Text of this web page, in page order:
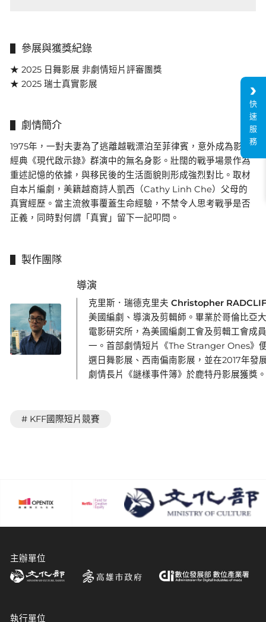
參展與獲獎紀錄
★ 2025 日舞影展 非劇情短片評審團獎
★ 2025 瑞士真實影展
劇情簡介
1975年，一對夫妻為了逃離越戰漂泊至菲律賓，意外成為影史
經典《現代啟示錄》群演中的無名身影。壯闊的戰爭場景作為
重述記憶的依據，與移民後的生活面貌則形成強烈對比。取材
自本片編劇，美籍越裔詩人凱西（Cathy Linh Che）父母的
真實經歷。當主流敘事覆蓋生命經驗，不禁令人思考戰爭是否
正義，同時對何謂「真實」留下一記叩問。
製作團隊
導演
克里斯．瑞德克里夫 Christopher
美國編劇、導演及剪輯師。畢業於哥倫比亞
電影研究所，為美國編劇工會及剪輯工會成
一。首部劇情短片《The Stranger Ones》
選日舞影展、西南偏南影展，並在2017年發
劇情長片《謎樣事件簿》於鹿特丹影展獲獎
# KFF國際短片競賽
主辦單位
執行單位
快
速
服
務